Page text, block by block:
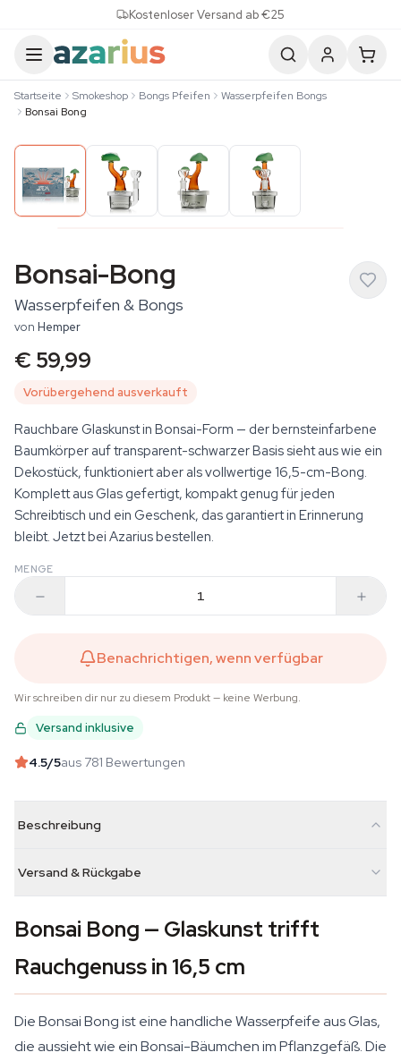
Kostenloser Versand ab €25
Startseite Smokeshop Bongs Pfeifen
Wasserpfeifen Bongs
Bonsai Bong
Bonsai-Bong
Wasserpfeifen & Bongs
von Hemper
€ 59,99
Vorübergehend ausverkauft
Rauchbare Glaskunst in Bonsai-Form — der bernsteinfarbene
Baumkörper auf transparent-schwarzer Basis sieht aus wie ein
Dekostück, funktioniert aber als vollwertige 16,5-cm-Bong.
Komplett aus Glas gefertigt, kompakt genug für jeden
Schreibtisch und ein Geschenk, das garantiert in Erinnerung
bleibt. Jetzt bei Azarius bestellen.
MENGE
Benachrichtigen, wenn verfügbar
Wir schreiben dir nur zu diesem Produkt — keine Werbung.
Versand inklusive
4.5/5aus 781 Bewertungen
Beschreibung
Versand & Rückgabe
Bonsai Bong — Glaskunst trifft
Rauchgenuss in 16,5 cm
Die Bonsai Bong ist eine handliche Wasserpfeife aus Glas,
die aussieht wie ein Bonsai-Bäumchen im Pflanzgefäß. Die